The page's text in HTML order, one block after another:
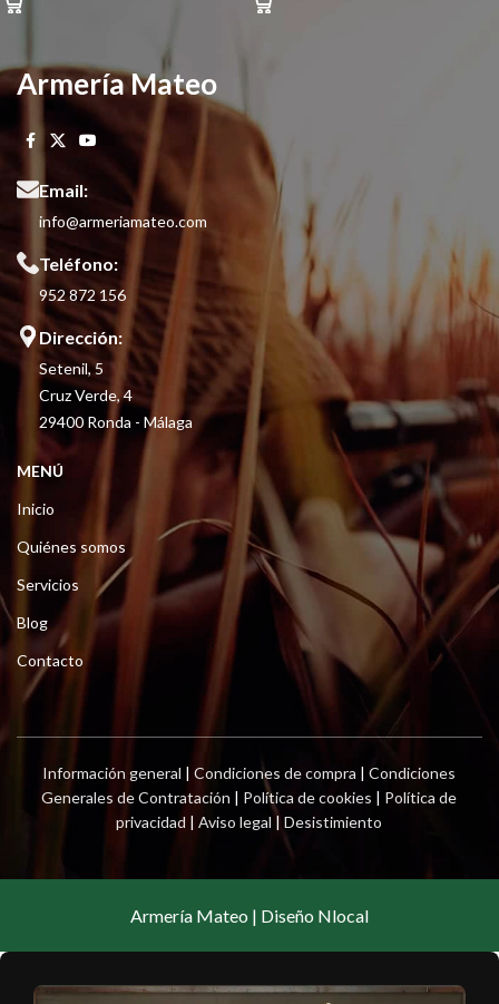
Armería Mateo
Email:
info@armeriamateo.com
Teléfono:
952 872 156
Dirección:
Setenil, 5
Cruz Verde, 4
29400 Ronda - Málaga
MENÚ
Inicio
Quiénes somos
Servicios
Blog
Contacto
Información general |Condiciones de compra |Condiciones
Generales de Contratación | Política de cookies | Política de
privacidad |Aviso legal |Desistimiento
Armería Mateo | Diseño Nlocal